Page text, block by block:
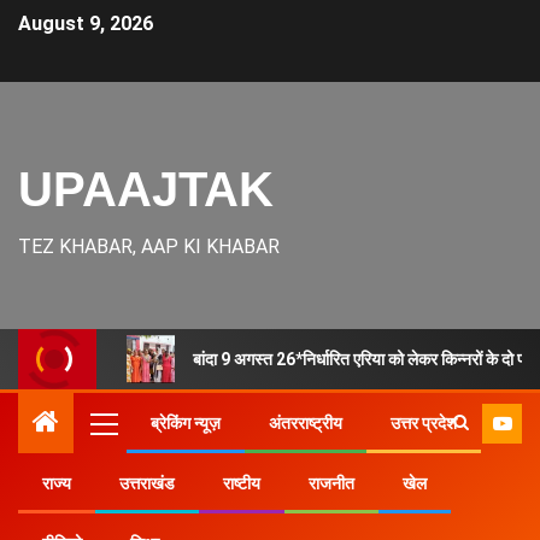
August 9, 2026
UPAAJTAK
TEZ KHABAR, AAP KI KHABAR
बांदा 9 अगस्त 26*निर्धारित एरिया को लेकर किन्नरों के दो
ब्रेकिंग न्यूज़ अंतरराष्ट्रीय उत्तर प्रदेश
राज्य उत्तराखंड राष्टीय राजनीत खेल